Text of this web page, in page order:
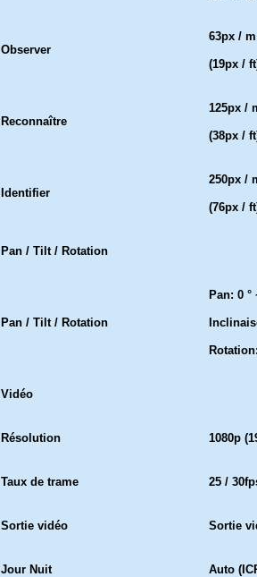
Observer
63px / m
(19px /
Reconnaître
125px /
(38px /
Identifier
250px /
(76px /
Pan / Tilt / Rotation
Pan / Tilt / Rotation
Pan: 0 °
Vidéo
Résolution 1080p
Taux de trame 25 /
Sortie vidéo Sortie
Jour Nuit Auto